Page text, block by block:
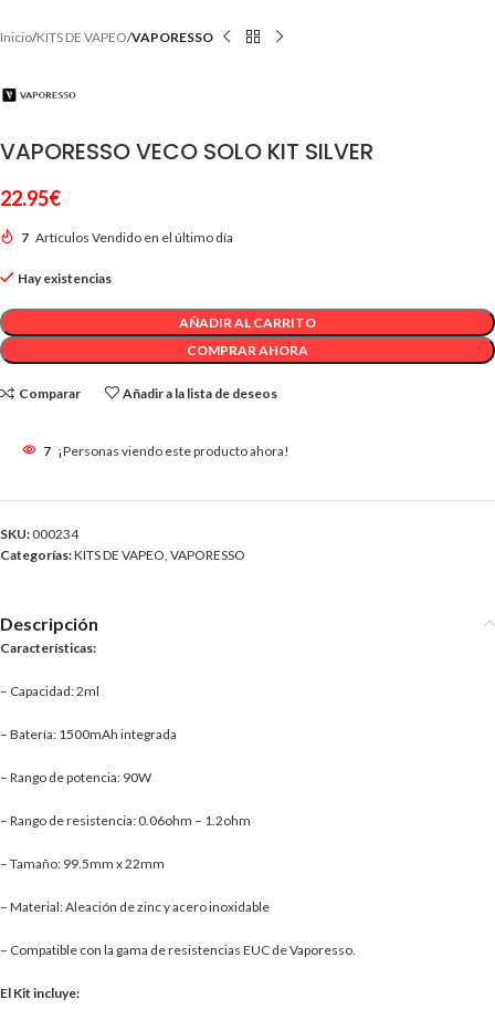
Inicio KITS DE VAPEO VAPORESSO
VAPORESSO VECO SOLO KIT SILVER
22.95€
7 Artículos Vendido en el último día
Hay existencias
AÑADIR AL CARRITO
COMPRAR AHORA
Comparar Añadir a la lista de deseos
7 ¡Personas viendo este producto ahora!
SKU: 000234
Categorías:KITS DE VAPEO VAPORESSO
Descripción
Características:
– Capacidad: 2ml
– Batería: 1500mAh integrada
– Rango de potencia: 90W
– Rango de resistencia: 0.06ohm – 1.2ohm
– Tamaño: 99.5mm x 22mm
– Material: Aleación de zinc y acero inoxidable
– Compatible con la gama de resistencias EUC de Vaporesso.
El Kit incluye: